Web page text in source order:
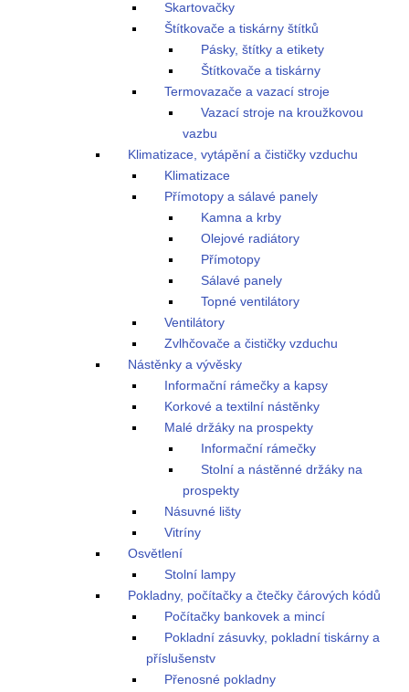
Skartovačky
Štítkovače a tiskárny štítků
Pásky, štítky a etikety
Štítkovače a tiskárny
Termovazače a vazací stroje
Vazací stroje na kroužkovou
vazbu
Klimatizace, vytápění a čističky vzduchu
Klimatizace
Přímotopy a sálavé panely
Kamna a krby
Olejové radiátory
Přímotopy
Sálavé panely
Topné ventilátory
Ventilátory
Zvlhčovače a čističky vzduchu
Nástěnky a vývěsky
Informační rámečky a kapsy
Korkové a textilní nástěnky
Malé držáky na prospekty
Informační rámečky
Stolní a nástěnné držáky na
prospekty
Násuvné lišty
Vitríny
Osvětlení
Stolní lampy
Pokladny, počítačky a čtečky čárových kódů
Počítačky bankovek a mincí
Pokladní zásuvky, pokladní tiskárny a
příslušenstv
Přenosné pokladny